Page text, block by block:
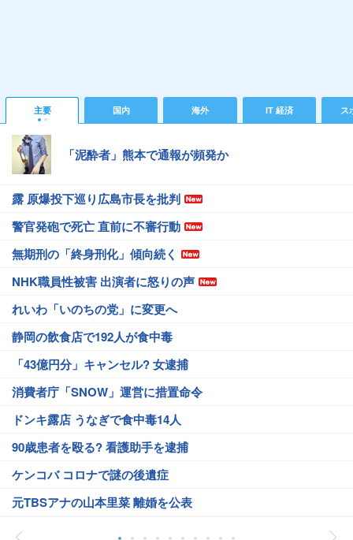
主要 国内 海外 IT 経済 ス
「泥酔者」熊本で通報が頻発か
露 原爆投下巡り広島市長を批判
警官発砲で死亡 直前に不審行動
無期刑の「終身刑化」傾向続く
NHK職員性被害 出演者に怒りの声
れいわ「いのちの党」に変更へ
静岡の飲食店で192人が食中毒
「43億円分」キャンセル? 女逮捕
消費者庁「SNOW」運営に措置命令
ドンキ露店 うなぎで食中毒14人
90歳患者を殴る? 看護助手を逮捕
ケンコバ コロナで謎の後遺症
元TBSアナの山本里菜 離婚を公表